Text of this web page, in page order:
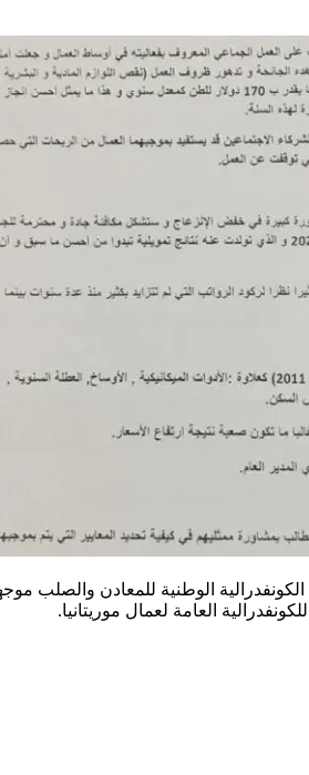
الوطنية للمعادن والصلب
العامة لعمال موريتانيا.